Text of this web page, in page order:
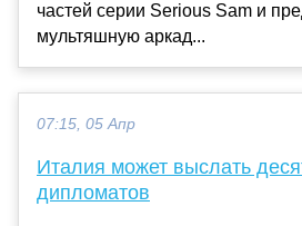
частей серии Serious Sam и
мультяшную аркад...
07:15, 05 Апр
Италия может выслать
дипломатов